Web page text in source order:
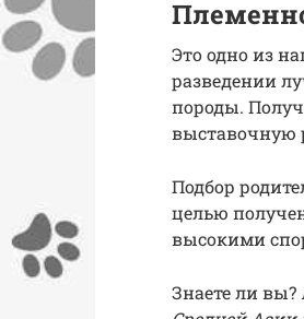
Это одно из
разведении
породы.
выставочную
Подбор
целью
высокими
Знаете ли вы?